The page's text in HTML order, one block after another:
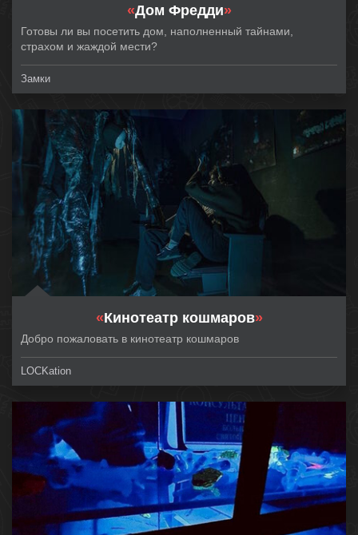
«Дом Фредди»
Готовы ли вы посетить дом, наполненный тайнами,
страхом и жаждой мести?
Замки
«Кинотеатр кошмаров»
Добро пожаловать в кинотеатр кошмаров
LOCKation